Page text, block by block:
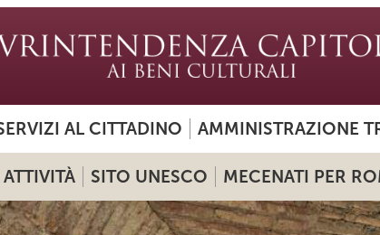
AL CITTADINO AMMINISTRAZIONE
ATTIVITÀ SITO UNESCO MECENATI PER